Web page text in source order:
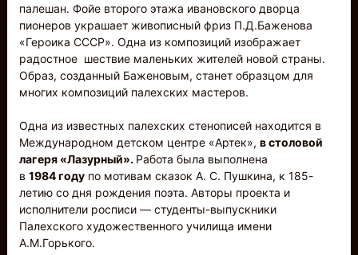
палешан. Фойе второго этажа ивановского дворца
пионеров украшает живописный фриз П.Д.Баженова
«Героика СССР». Одна из композиций изображает
радостное шествие маленьких жителей новой страны.
Образ, созданный Баженовым, станет образцом для
многих композиций палехских мастеров.
Одна из известных палехских стенописей находится в
Международном детском центре «Артек», в столовой
лагеря «Лазурный». Работа была выполнена
в 1984 годупо мотивам сказок А. С. Пушкина, к 185-
летию со дня рождения поэта. Авторы проекта и
исполнители росписи — студенты-выпускники
Палехского художественного училища имени
А.М.Горького.